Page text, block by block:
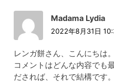
Madama Lydia
2022年8月31日
レンガ餅さん、こんにちは。
コメントはどんな内容でも
だされば、それで結構です。